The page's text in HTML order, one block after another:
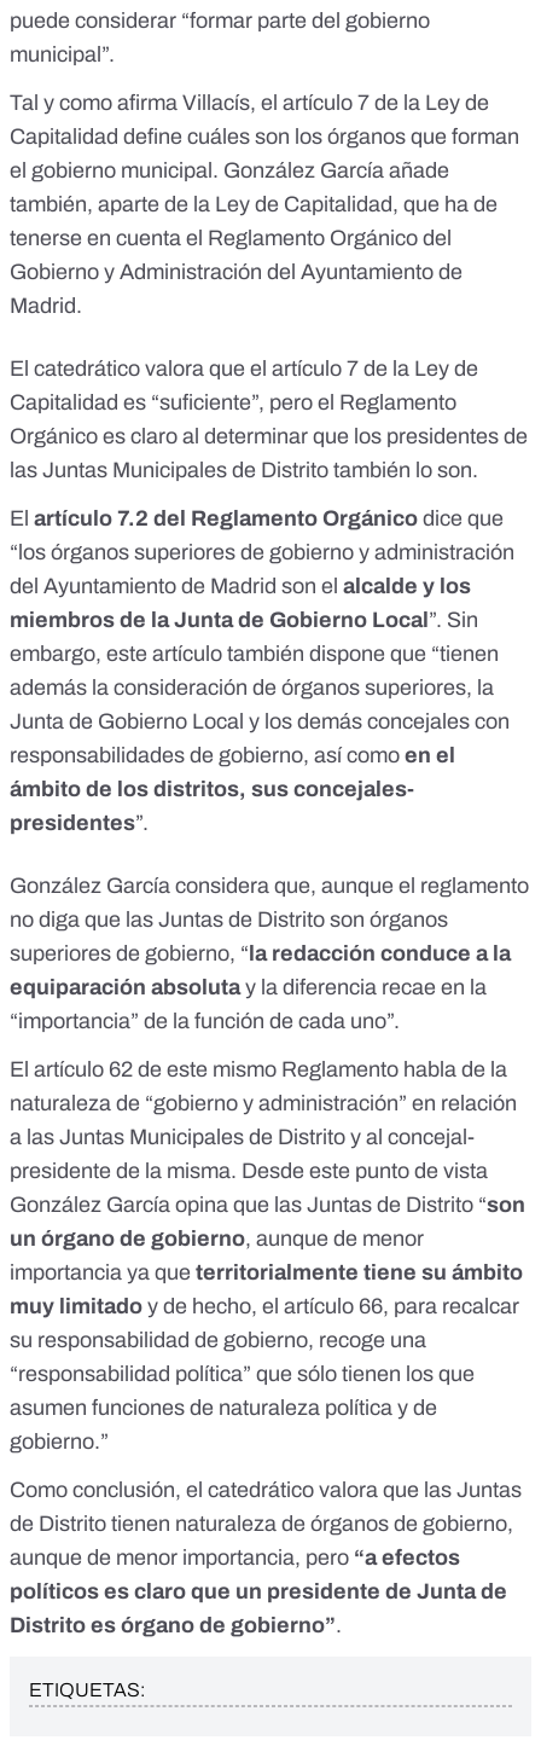
puede considerar “formar parte del gobierno
municipal”.
Tal y como afirma Villacís, el artículo 7 de la Ley de
Capitalidad define cuáles son los órganos que forman
el gobierno municipal. González García añade
también, aparte de la Ley de Capitalidad, que ha de
tenerse en cuenta el Reglamento Orgánico del
Gobierno y Administración del Ayuntamiento de
Madrid.
El catedrático valora que el artículo 7 de la Ley de
Capitalidad es “suficiente”, pero el Reglamento
Orgánico es claro al determinar que los presidentes de
las Juntas Municipales de Distrito también lo son.
El artículo 7.2 del Reglamento Orgánico dice que
“los órganos superiores de gobierno y administración
del Ayuntamiento de Madrid son el alcalde y los
miembros de la Junta de Gobierno Local ”. Sin
embargo, este artículo también dispone que “tienen
además la consideración de órganos superiores, la
Junta de Gobierno Local y los demás concejales con
responsabilidades de gobierno, así como en el
ámbito de los distritos, sus concejales-
presidentes”.
González García considera que, aunque el reglamento
no diga que las Juntas de Distrito son órganos
superiores de gobierno, “ la redacción conduce a la
equiparación absolutay la diferencia recae en la
“importancia” de la función de cada uno”.
El artículo 62 de este mismo Reglamento habla de la
naturaleza de “gobierno y administración” en relación
a las Juntas Municipales de Distrito y al concejal-
presidente de la misma. Desde este punto de vista
González García opina que las Juntas de Distrito “son
un órgano de gobierno, aunque de menor
importancia ya que territorialmente tiene su ámbito
muy limitado y de hecho, el artículo 66, para recalcar
su responsabilidad de gobierno, recoge una
“responsabilidad política” que sólo tienen los que
asumen funciones de naturaleza política y de
gobierno.”
Como conclusión, el catedrático valora que las Juntas
de Distrito tienen naturaleza de órganos de gobierno,
aunque de menor importancia, pero “a efectos
políticos es claro que un presidente de Junta de
Distrito es órgano de gobierno”.
ETIQUETAS: